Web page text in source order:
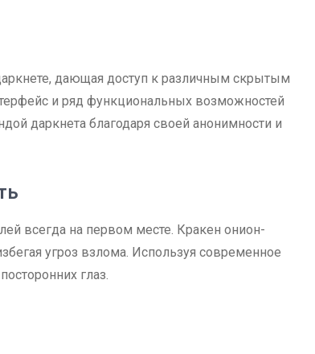
дающая доступ к различным скрытым
и ряд функциональных возможностей
даркнета благодаря своей анонимности и
всегда на первом месте. Кракен онион-
угроз взлома. Используя современное
глаз.